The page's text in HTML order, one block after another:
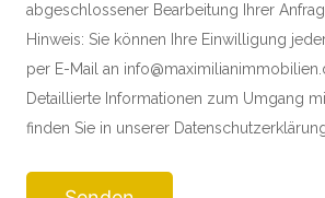
abgeschlossener Bearbeitung Ihrer
Hinweis: Sie können Ihre Einwilligung
per E-Mail an
Detaillierte Informationen zum Umgang
finden Sie in unserer